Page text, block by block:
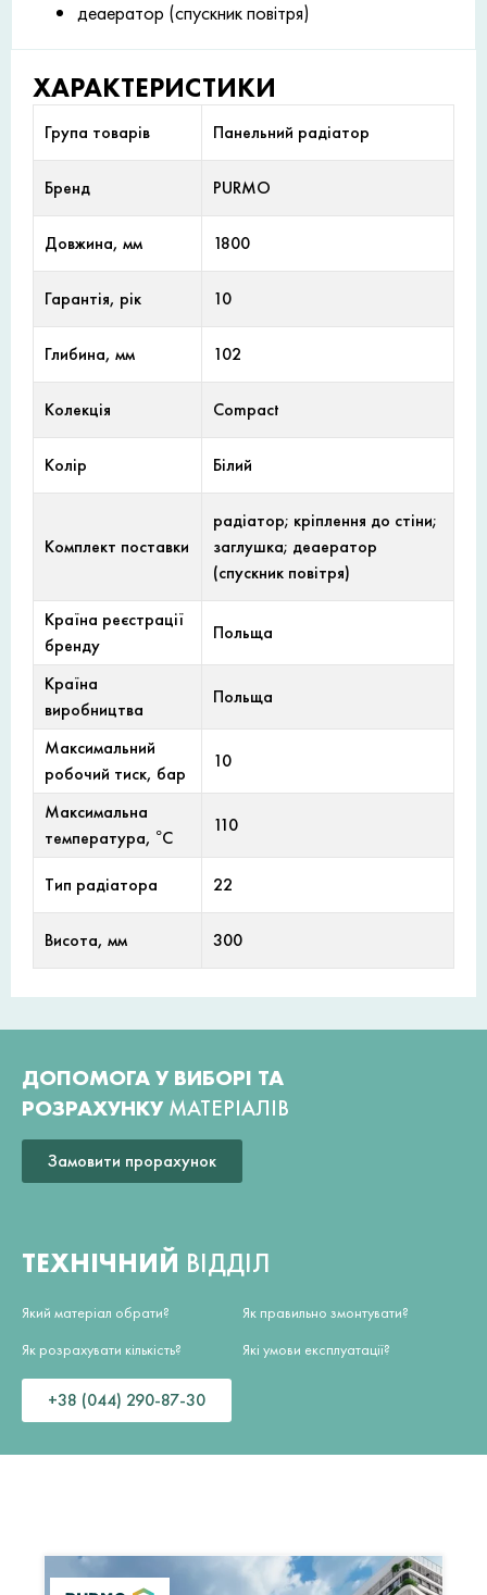
деаератор (спускник повітря)
ХАРАКТЕРИСТИКИ
Група товарів Панельний радіатор
Бренд PURMO
Довжина, мм 1800
Гарантія, рік 10
Глибина, мм 102
Колекція Compact
Колір Білий
Комплект поставки
радіатор; кріплення до стіни;
заглушка; деаератор
(спускник повітря)
Країна реєстрації
бренду
Польща
Країна
виробництва
Польща
Максимальний
робочий тиск, бар
10
Максимальна
температура, °С
110
Тип радіатора 22
Висота, мм 300
ДОПОМОГА У ВИБОРІ ТА
РОЗРАХУНКУ МАТЕРІАЛІВ
Замовити прорахунок
ТЕХНІЧНИЙ ВІДДІЛ
Який матеріал обрати?
Як розрахувати кількість?
Як правильно змонтувати?
Які умови експлуатації?
+38 (044) 290-87-30